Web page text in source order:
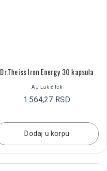
AU Lukić lek
Dr.Theiss Iron Energy 30 kapsula
1.564,27 RSD
Dodaj u korpu